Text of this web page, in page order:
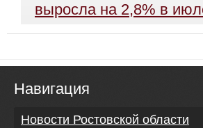
выросла на 2,8% в
Навигация
Новости Ростовской области